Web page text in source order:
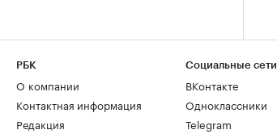
РБК
О компании
Контактная информация
Редакция
Социальные сети
ВКонтакте
Одноклассники
Telegram